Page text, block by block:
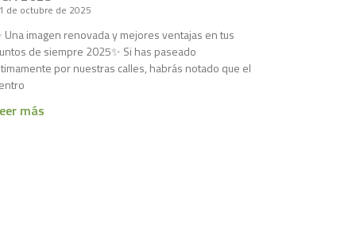
de octubre de 2025
Una imagen renovada y mejores ventajas en tus
de siempre 2025✨ Si has paseado
por nuestras calles, habrás notado que el
más